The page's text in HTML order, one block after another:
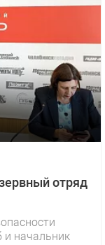
отряд
и начальник